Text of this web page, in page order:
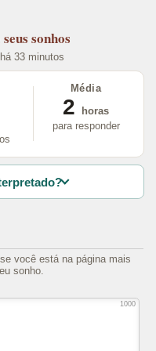
sonhos
33 minutos
Média
2
horas
para responder
você está na página mais
sonho.
1000